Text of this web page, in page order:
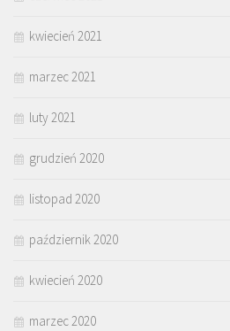
kwiecień 2021
marzec 2021
luty 2021
grudzień 2020
listopad 2020
październik 2020
kwiecień 2020
marzec 2020